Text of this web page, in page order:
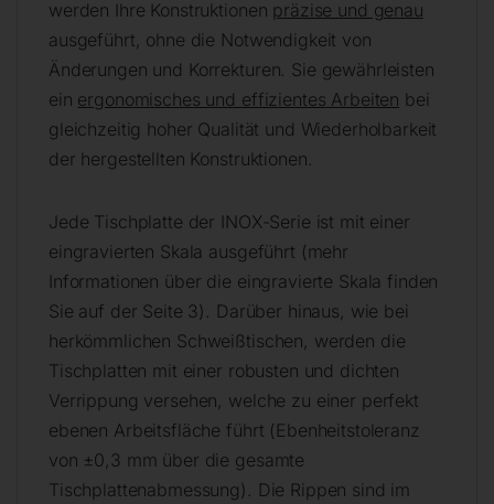
werden Ihre Konstruktionen präzise und genau
ausgeführt, ohne die Notwendigkeit von
Änderungen und Korrekturen. Sie gewährleisten
ein ergonomisches und effizientes Arbeiten bei
gleichzeitig hoher Qualität und Wiederholbarkeit
der hergestellten Konstruktionen.
Jede Tischplatte der INOX-Serie ist mit einer
eingravierten Skala ausgeführt (mehr
Informationen über die eingravierte Skala finden
Sie auf der Seite 3). Darüber hinaus, wie bei
herkömmlichen Schweißtischen, werden die
Tischplatten mit einer robusten und dichten
Verrippung versehen, welche zu einer perfekt
ebenen Arbeitsfläche führt (Ebenheitstoleranz
von ±0,3 mm über die gesamte
Tischplattenabmessung). Die Rippen sind im